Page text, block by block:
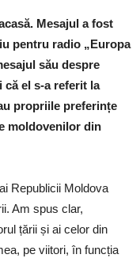
Mesajul a fost
pentru radio „Europa
său despre
că el s-a referit la
propriile preferințe
moldovenilor din
Republicii Moldova
Am spus clar,
țării și ai celor din
pe viitori, în funcția